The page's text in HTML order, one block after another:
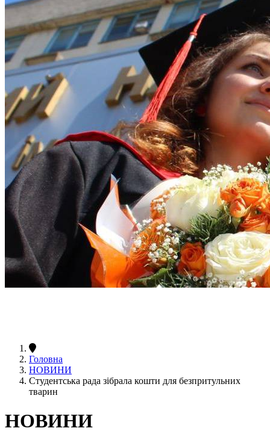
Головна
НОВИНИ
Студентська рада зібрала кошти для безпритульних
тварин
НОВИНИ